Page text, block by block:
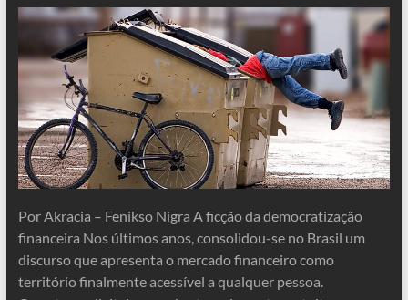
Por Akracia – Fenikso Nigra A ficção da democratização
financeira Nos últimos anos, consolidou-se no Brasil um
discurso que apresenta o mercado financeiro como
território finalmente acessível a qualquer pessoa.